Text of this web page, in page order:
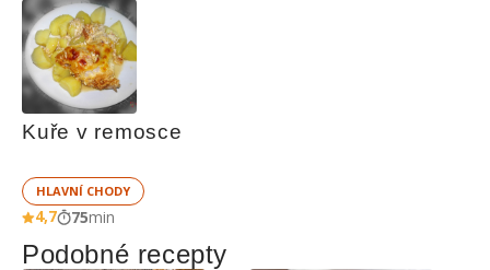
Kuře v remosce
HLAVNÍ CHODY
4,7 75min
Podobné recepty